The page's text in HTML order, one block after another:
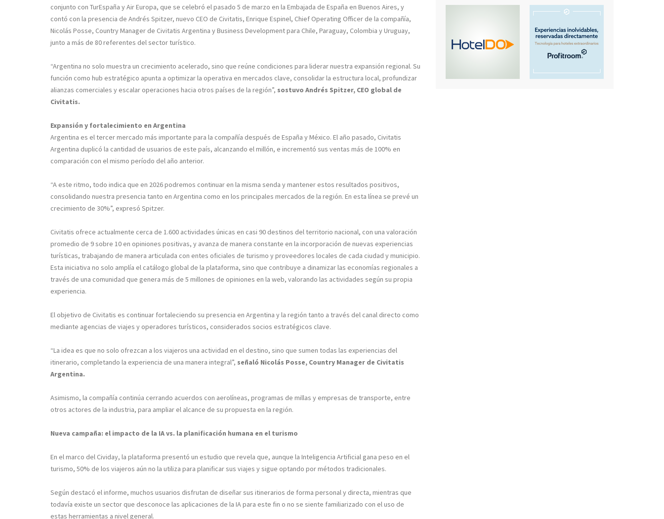
conjunto con TurEspaña y Air Europa, que se celebró el pasado 5 de marzo en la Embajada de España en Buenos Aires, y
contó con la presencia de Andrés Spitzer, nuevo CEO de Civitatis, Enrique Espinel, Chief Operating Officer de la compañía,
Nicolás Posse, Country Manager de Civitatis Argentina y Business Development para Chile, Paraguay, Colombia y Uruguay,
junto a más de 80 referentes del sector turístico.
“Argentina no solo muestra un crecimiento acelerado, sino que reúne condiciones para liderar nuestra expansión regional. Su
función como hub estratégico apunta a optimizar la operativa en mercados clave, consolidar la estructura local, profundizar
alianzas comerciales y escalar operaciones hacia otros países de la región”, sostuvo Andrés Spitzer, CEO global de
Civitatis.
Expansión y fortalecimiento en Argentina
Argentina es el tercer mercado más importante para la compañía después de España y México. El año pasado, Civitatis
Argentina duplicó la cantidad de usuarios de este país, alcanzando el millón, e incrementó sus ventas más de 100% en
comparación con el mismo período del año anterior.
“A este ritmo, todo indica que en 2026 podremos continuar en la misma senda y mantener estos resultados positivos,
consolidando nuestra presencia tanto en Argentina como en los principales mercados de la región. En esta línea se prevé un
crecimiento de 30%”, expresó Spitzer.
Civitatis ofrece actualmente cerca de 1.600 actividades únicas en casi 90 destinos del territorio nacional, con una valoración
promedio de 9 sobre 10 en opiniones positivas, y avanza de manera constante en la incorporación de nuevas experiencias
turísticas, trabajando de manera articulada con entes oficiales de turismo y proveedores locales de cada ciudad y municipio.
Esta iniciativa no solo amplía el catálogo global de la plataforma, sino que contribuye a dinamizar las economías regionales a
través de una comunidad que genera más de 5 millones de opiniones en la web, valorando las actividades según su propia
experiencia.
El objetivo de Civitatis es continuar fortaleciendo su presencia en Argentina y la región tanto a través del canal directo como
mediante agencias de viajes y operadores turísticos, considerados socios estratégicos clave.
“La idea es que no solo ofrezcan a los viajeros una actividad en el destino, sino que sumen todas las experiencias del
itinerario, completando la experiencia de una manera integral”, señaló Nicolás Posse, Country Manager de Civitatis
Argentina.
Asimismo, la compañía continúa cerrando acuerdos con aerolíneas, programas de millas y empresas de transporte, entre
otros actores de la industria, para ampliar el alcance de su propuesta en la región.
Nueva campaña: el impacto de la IA vs. la planificación humana en el turismo
En el marco del Cividay, la plataforma presentó un estudio que revela que, aunque la Inteligencia Artificial gana peso en el
turismo, 50% de los viajeros aún no la utiliza para planificar sus viajes y sigue optando por métodos tradicionales.
Según destacó el informe, muchos usuarios disfrutan de diseñar sus itinerarios de forma personal y directa, mientras que
todavía existe un sector que desconoce las aplicaciones de la IA para este fin o no se siente familiarizado con el uso de
estas herramientas a nivel general.